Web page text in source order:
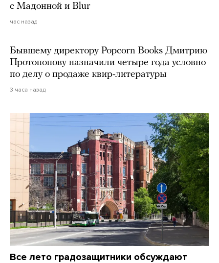
с Мадонной и Blur
час назад
Бывшему директору Popcorn Books Дмитрию
Протопопову назначили четыре года условно
по делу о продаже квир-литературы
3 часа назад
Все лето градозащитники обсуждают